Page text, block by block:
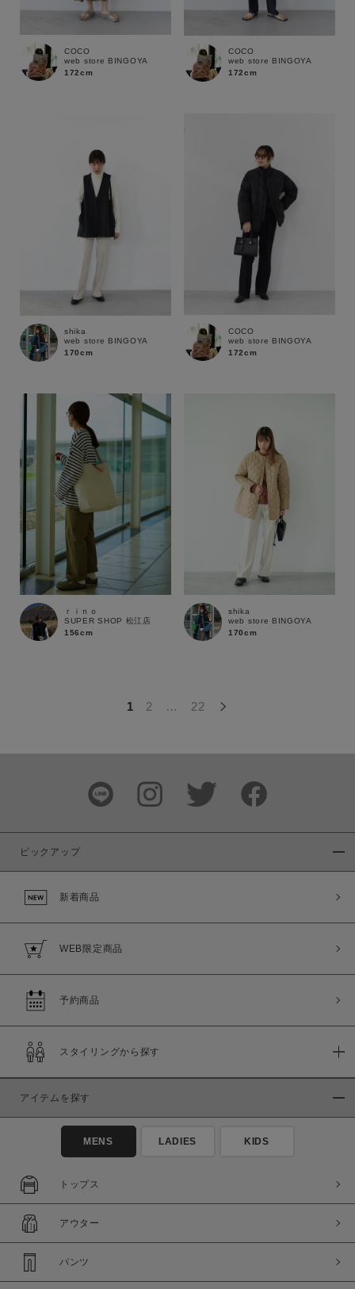
この条件で絞り込む
COCO
web store BINGOYA
172cm
COCO
web store BINGOYA
172cm
shika
web store BINGOYA
170cm
COCO
web store BINGOYA
172cm
ｒｉｎｏ
SUPER SHOP 松江店
156cm
shika
web store BINGOYA
170cm
1 2 … 22
ピックアップ
新着商品
WEB限定商品
予約商品
スタイリングから探す
アイテムを探す
MENS LADIES KIDS
トップス
アウター
パンツ